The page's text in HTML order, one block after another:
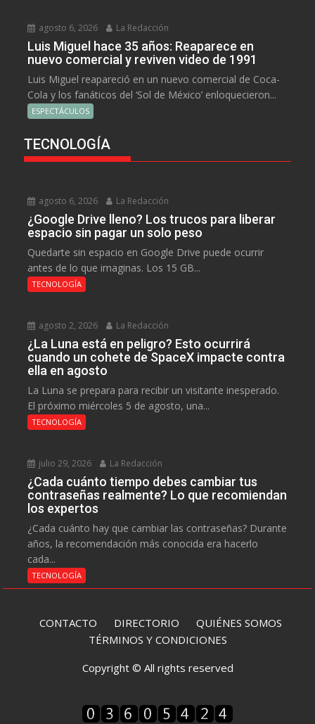
agosto 6, 2026 La Redacción
Luis Miguel hace 35 años: Reaparece en
nuevo comercial y reviven video de 1991
Luis Miguel reapareció en un nuevo comercial de Coca-
Cola y los fanáticos del ‘Sol de México’ enloquecieron...
ESPECTÁCULOS
TECNOLOGÍA
agosto 6, 2026 La Redacción
¿Google Drive lleno? Los trucos para liberar
espacio sin pagar un solo peso
Quedarte sin espacio en Google Drive puede ocurrir
antes de lo que imaginas. Los 15 GB...
TECNOLOGÍA
agosto 2, 2026 La Redacción
¿La Luna está en peligro? Esto ocurrirá
cuando un cohete de SpaceX impacte contra
ella en agosto
La Luna se prepara para recibir un visitante inesperado.
El próximo miércoles 5 de agosto, una...
TECNOLOGÍA
julio 29, 2026 La Redacción
¿Cada cuánto tiempo debes cambiar tus
contraseñas realmente? Lo que recomiendan
los expertos
¿Cada cuánto hay que cambiar las contraseñas? Durante
años, la recomendación más conocida era hacerlo
cada...
TECNOLOGÍA
CONTACTO DIRECTORIO QUIÉNES SOMOS
TÉRMINOS Y CONDICIONES
Copyright © All rights reserved